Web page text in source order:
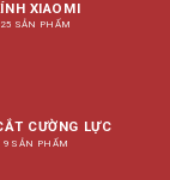
XIAOMI
25 SẢN PHẨM
CƯỜNG LỰC
9 SẢN PHẨM